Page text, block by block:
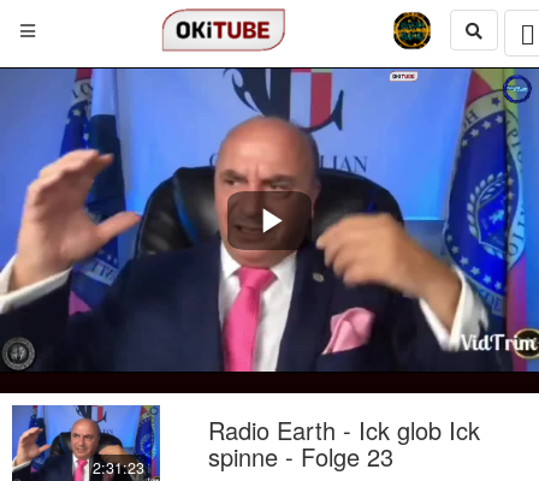
Play
Video
2:31:23
Radio Earth - Ick glob Ick
spinne - Folge 23